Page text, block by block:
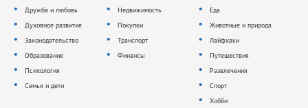
Дружба и любовь
Духовное развитие
Законодательство
Образование
Психология
Семья и дети
Недвижимость
Покупки
Транспорт
Финансы
Еда
Животные и природа
Лайфхаки
Путешествия
Развлечения
Спорт
Хобби